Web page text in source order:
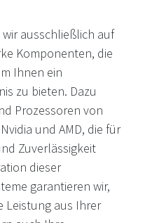
ausschließlich auf
Komponenten, die
Ihnen ein
zu bieten. Dazu
Prozessoren von
und AMD, die für
Zuverlässigkeit
dieser
garantieren wir,
Leistung aus Ihrer